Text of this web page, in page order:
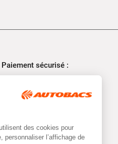
Paiement sécurisé :